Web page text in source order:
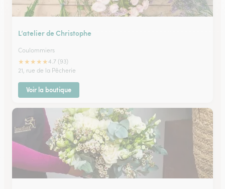
L’atelier de Christophe
Coulommiers
★★★★★4.7 (93)
21, rue de la Pêcherie
Voir la boutique